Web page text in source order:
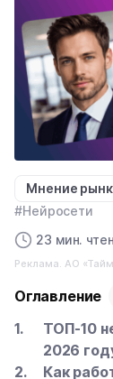
Мнение
#Нейросети
23 мин.
Реклама. АО
Оглавление
ТОП-10
2026
Как